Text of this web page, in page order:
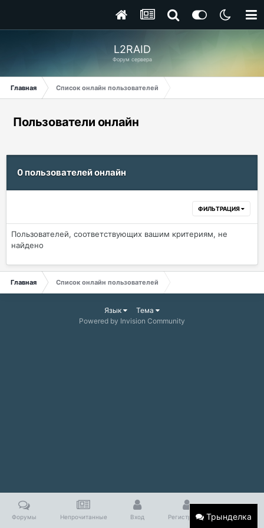
L2RAID
Форум сервера
Главная Список онлайн пользователей
Пользователи онлайн
0 пользователей онлайн
ФИЛЬТРАЦИЯ
Пользователей, соответствующих вашим критериям, не
найдено
Главная Список онлайн пользователей
Трынделка
Язык
Тема
Powered by Invision Community
Форумы Непрочитанные Вход Регистрация Больше